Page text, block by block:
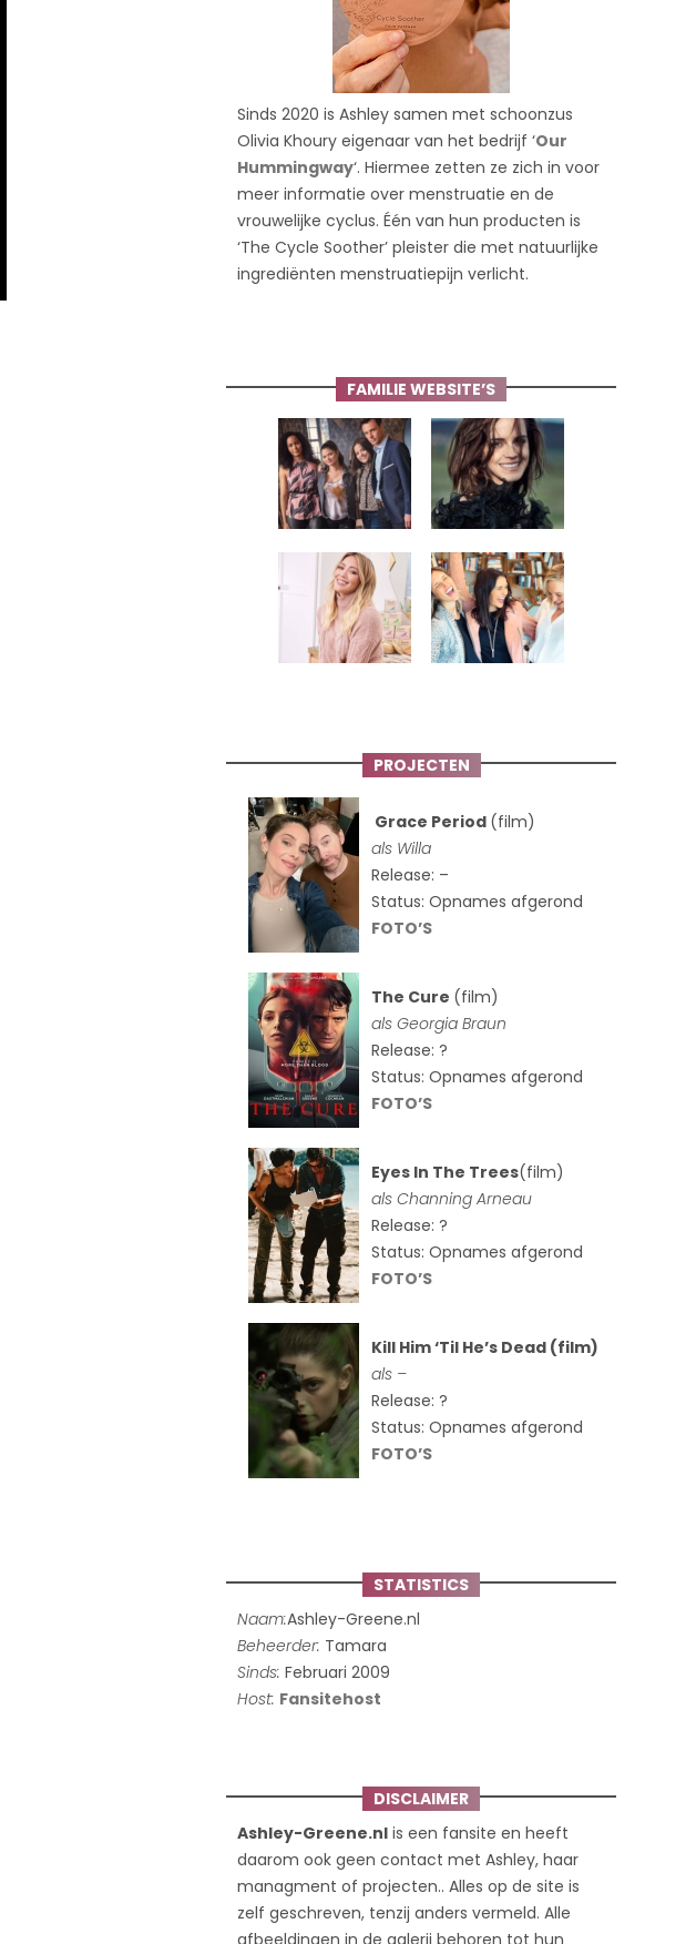
Sinds 2020 is Ashley samen met schoonzus
Olivia Khoury eigenaar van het bedrijf ‘Our
Hummingway‘. Hiermee zetten ze zich in voor
meer informatie over menstruatie en de
vrouwelijke cyclus. Één van hun producten is
‘The Cycle Soother’ pleister die met natuurlijke
ingrediënten menstruatiepijn verlicht.
FAMILIE WEBSITE’S
PROJECTEN
Grace Period (film)
als Willa
Release: –
Status: Opnames afgerond
FOTO’S
The Cure (film)
alsGeorgia Braun
Release: ?
Status: Opnames afgerond
FOTO’S
Eyes In The Trees(film)
als Channing Arneau
Release: ?
Status: Opnames afgerond
FOTO’S
Kill Him ‘Til He’s Dead (film)
als –
Release: ?
Status: Opnames afgerond
FOTO’S
STATISTICS
Naam:Ashley-Greene.nl
Beheerder: Tamara
Sinds: Februari 2009
Host: Fansitehost
DISCLAIMER
Ashley-Greene.nl is een fansite en heeft
daarom ook geen contact met Ashley, haar
managment of projecten.. Alles op de site is
zelf geschreven, tenzij anders vermeld. Alle
afbeeldingen in de galerij behoren tot hun